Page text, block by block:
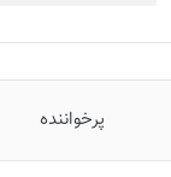
پرخواننده